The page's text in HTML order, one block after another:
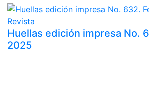
Revista
Huellas edición impresa No.
2025